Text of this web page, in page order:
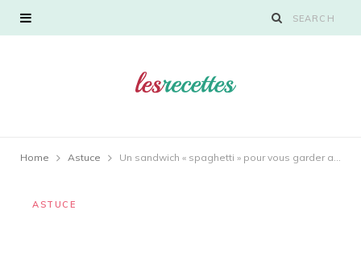
Home Astuce Un sandwich « spaghetti » pour vous garder au chaud pendant la saison froide
ASTUCE